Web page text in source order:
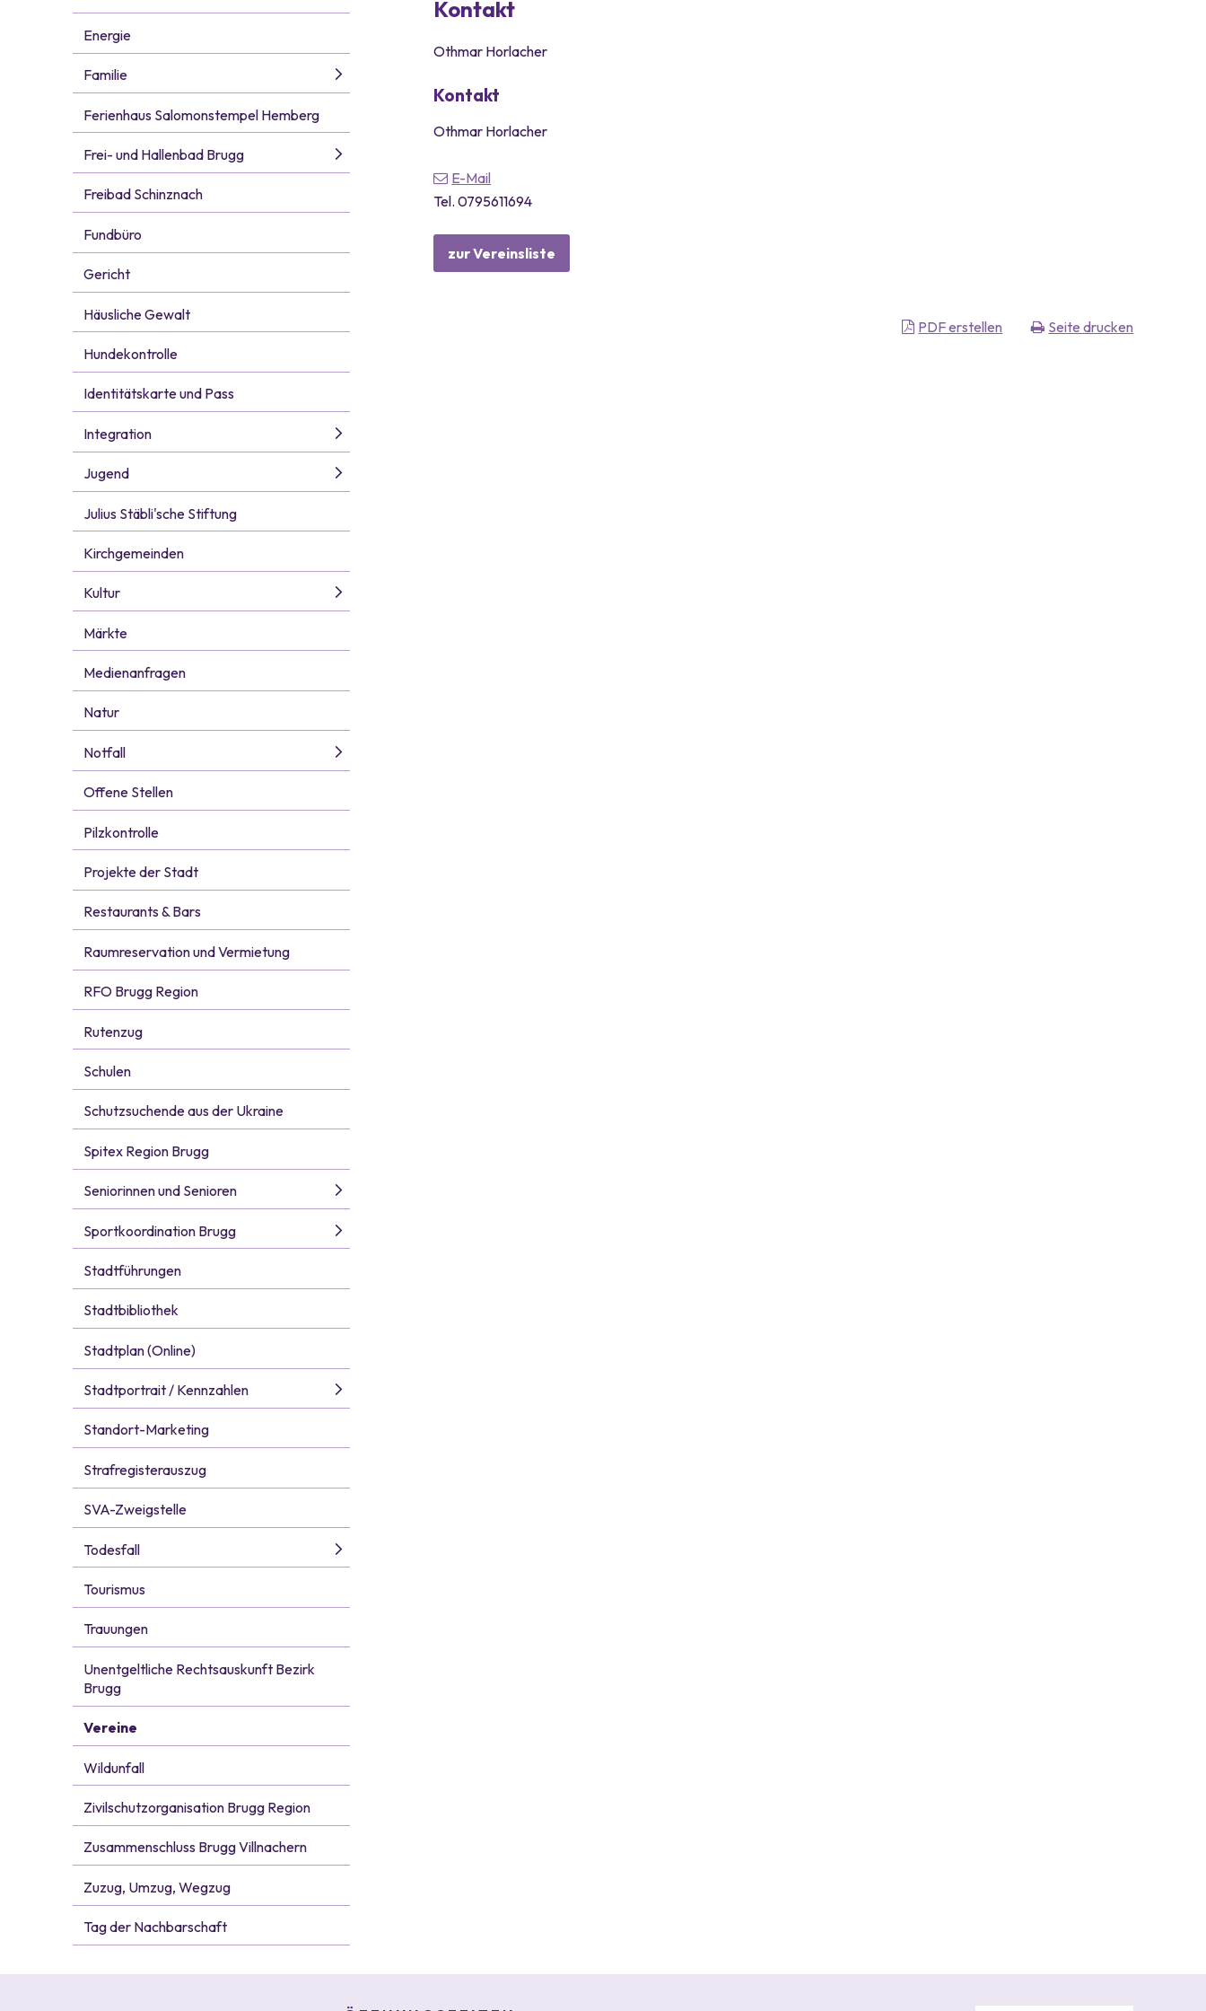
Energie
Familie
Ferienhaus Salomonstempel Hemberg
Frei- und Hallenbad Brugg
Freibad Schinznach
Fundbüro
Gericht
Häusliche Gewalt
Hundekontrolle
Identitätskarte und Pass
Integration
Jugend
Julius Stäbli'sche Stiftung
Kirchgemeinden
Kultur
Märkte
Medienanfragen
Natur
Notfall
Offene Stellen
Pilzkontrolle
Projekte der Stadt
Restaurants & Bars
Raumreservation und Vermietung
RFO Brugg Region
Rutenzug
Schulen
Schutzsuchende aus der Ukraine
Spitex Region Brugg
Seniorinnen und Senioren
Sportkoordination Brugg
Stadtführungen
Stadtbibliothek
Stadtplan (Online)
Stadtportrait / Kennzahlen
Standort-Marketing
Strafregisterauszug
SVA-Zweigstelle
Todesfall
Tourismus
Trauungen
Unentgeltliche Rechtsauskunft Bezirk
Brugg
Vereine
Wildunfall
Zivilschutzorganisation Brugg Region
Zusammenschluss Brugg Villnachern
Zuzug, Umzug, Wegzug
Tag der Nachbarschaft
Kontakt
Othmar Horlacher
Kontakt
Othmar Horlacher
E-Mail
Tel. 0795611694
zur Vereinsliste
PDF erstellen Seite drucken